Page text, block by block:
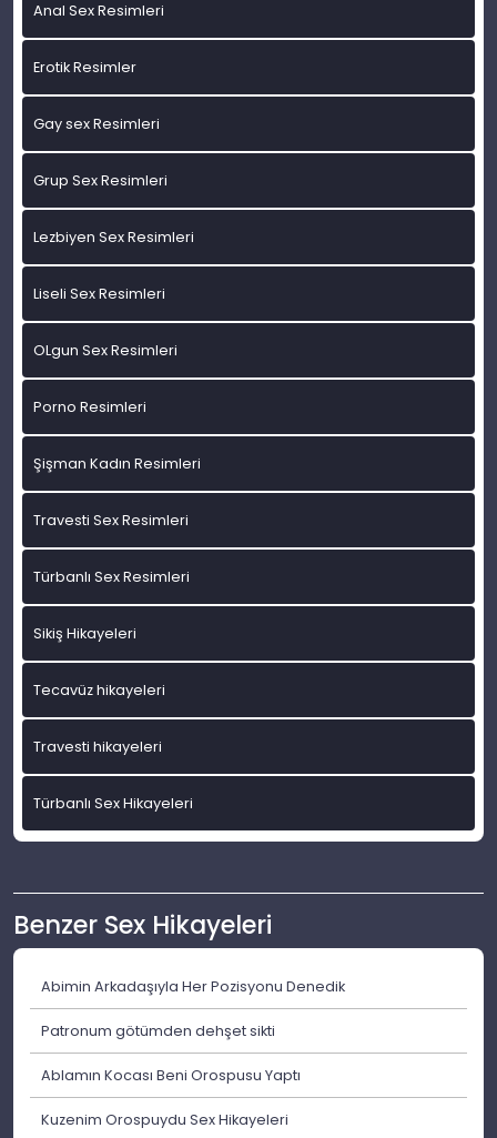
Anal Sex Resimleri
Erotik Resimler
Gay sex Resimleri
Grup Sex Resimleri
Lezbiyen Sex Resimleri
Liseli Sex Resimleri
OLgun Sex Resimleri
Porno Resimleri
Şişman Kadın Resimleri
Travesti Sex Resimleri
Türbanlı Sex Resimleri
Sikiş Hikayeleri
Tecavüz hikayeleri
Travesti hikayeleri
Türbanlı Sex Hikayeleri
Benzer Sex Hikayeleri
Abimin Arkadaşıyla Her Pozisyonu Denedik
Patronum götümden dehşet sikti
Ablamın Kocası Beni Orospusu Yaptı
Kuzenim Orospuydu Sex Hikayeleri